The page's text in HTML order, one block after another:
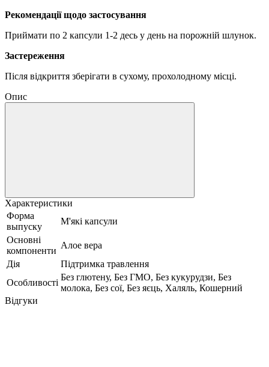
Рекомендації щодо застосування
Приймати по 2 капсули 1-2 десь у день на порожній шлунок.
Застереження
Після відкриття зберігати в сухому, прохолодному місці.
Опис
Характеристики
Форма
выпуску
М'які капсули
Основні
компоненти
Алое вера
Дія
Підтримка травлення
Особливості
Без глютену, Без ГМО, Без кукурудзи, Без
молока, Без сої, Без яєць, Халяль, Кошерний
Відгуки